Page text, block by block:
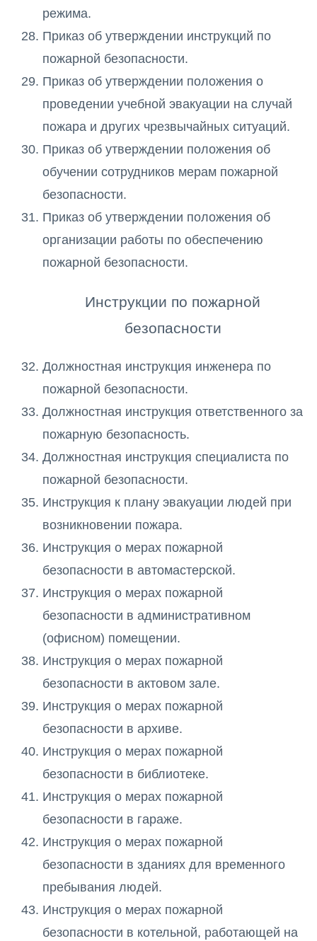
режима.
Приказ об утверждении инструкций по
пожарной безопасности.
Приказ об утверждении положения о
проведении учебной эвакуации на случай
пожара и других чрезвычайных ситуаций.
Приказ об утверждении положения об
обучении сотрудников мерам пожарной
безопасности.
Приказ об утверждении положения об
организации работы по обеспечению
пожарной безопасности.
Инструкции по пожарной
безопасности
Должностная инструкция инженера по
пожарной безопасности.
Должностная инструкция ответственного за
пожарную безопасность.
Должностная инструкция специалиста по
пожарной безопасности.
Инструкция к плану эвакуации людей при
возникновении пожара.
Инструкция о мерах пожарной
безопасности в автомастерской.
Инструкция о мерах пожарной
безопасности в административном
(офисном) помещении.
Инструкция о мерах пожарной
безопасности в актовом зале.
Инструкция о мерах пожарной
безопасности в архиве.
Инструкция о мерах пожарной
безопасности в библиотеке.
Инструкция о мерах пожарной
безопасности в гараже.
Инструкция о мерах пожарной
безопасности в зданиях для временного
пребывания людей.
Инструкция о мерах пожарной
безопасности в котельной, работающей на